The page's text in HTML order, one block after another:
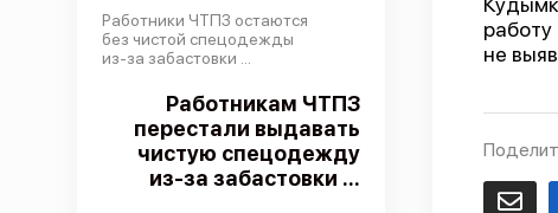
Работники ЧТПЗ остаются
без чистой спецодежды
из-за забастовки ...
Работникам ЧТПЗ
перестали выдавать
чистую спецодежду
из-за забастовки ...
не
Email